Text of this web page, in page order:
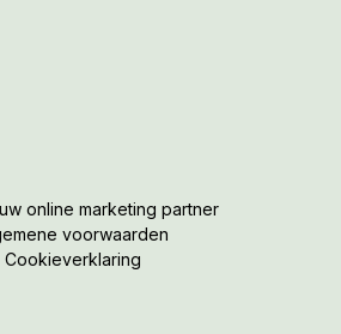
online marketing partner
voorwaarden
Cookieverklaring